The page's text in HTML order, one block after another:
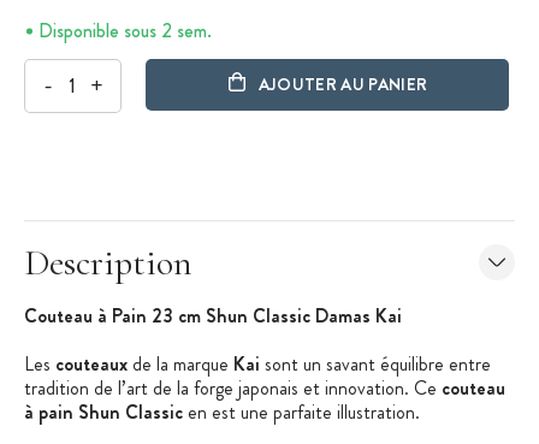
Disponible sous 2 sem.
- + AJOUTER AU PANIER
Description
Couteau à Pain 23 cm Shun Classic Damas Kai
Les couteaux de la marque Kai sont un savant équilibre entre
tradition de l’art de la forge japonais et innovation. Ce couteau
à pain Shun Classic en est une parfaite illustration.